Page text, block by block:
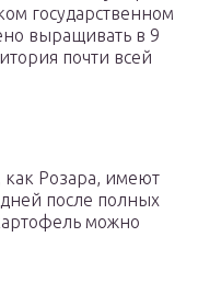
государственном
выращивать в 9
почти всей
как Розара, имеют
после полных
можно